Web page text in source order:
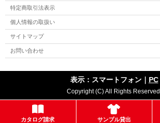
カタログ請求 サンプル貸出
特定商取引法表示
個人情報の取扱い
サイトマップ
お問い合わせ
表示：スマートフォン｜ PC
Copyright (C) All Rights Reserved.